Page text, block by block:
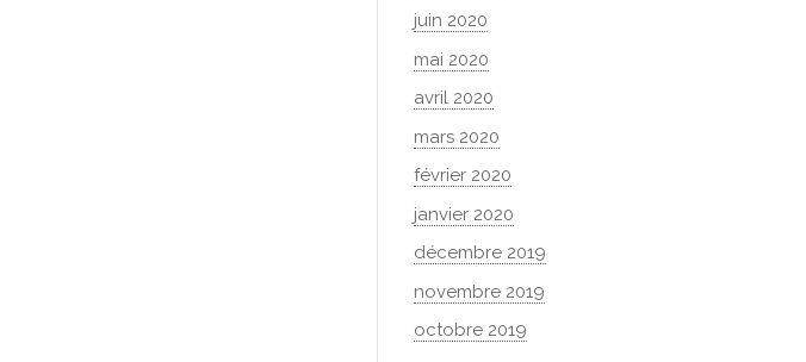
juin 2020
mai 2020
avril 2020
mars 2020
février 2020
janvier 2020
décembre 2019
novembre 2019
octobre 2019